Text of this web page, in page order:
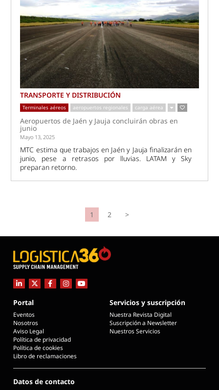
TRANSPORTE Y DISTRIBUCIÓN
Terminales aéreos aeropuertos regionales carga aérea
Aeropuertos de Jaén y Jauja concluirán obras en
junio
Mayo 13, 2025
MTC estima que trabajos en Jaén y Jauja finalizarán en
junio, pese a retrasos por lluvias. LATAM y Sky
preparan retorno.
1 2 >
Portal
Eventos
Nosotros
Aviso Legal
Política de privacidad
Política de cookies
Libro de reclamaciones
Servicios y suscripción
Nuestra Revista Digital
Suscripción a Newsletter
Nuestros Servicios
Datos de contacto